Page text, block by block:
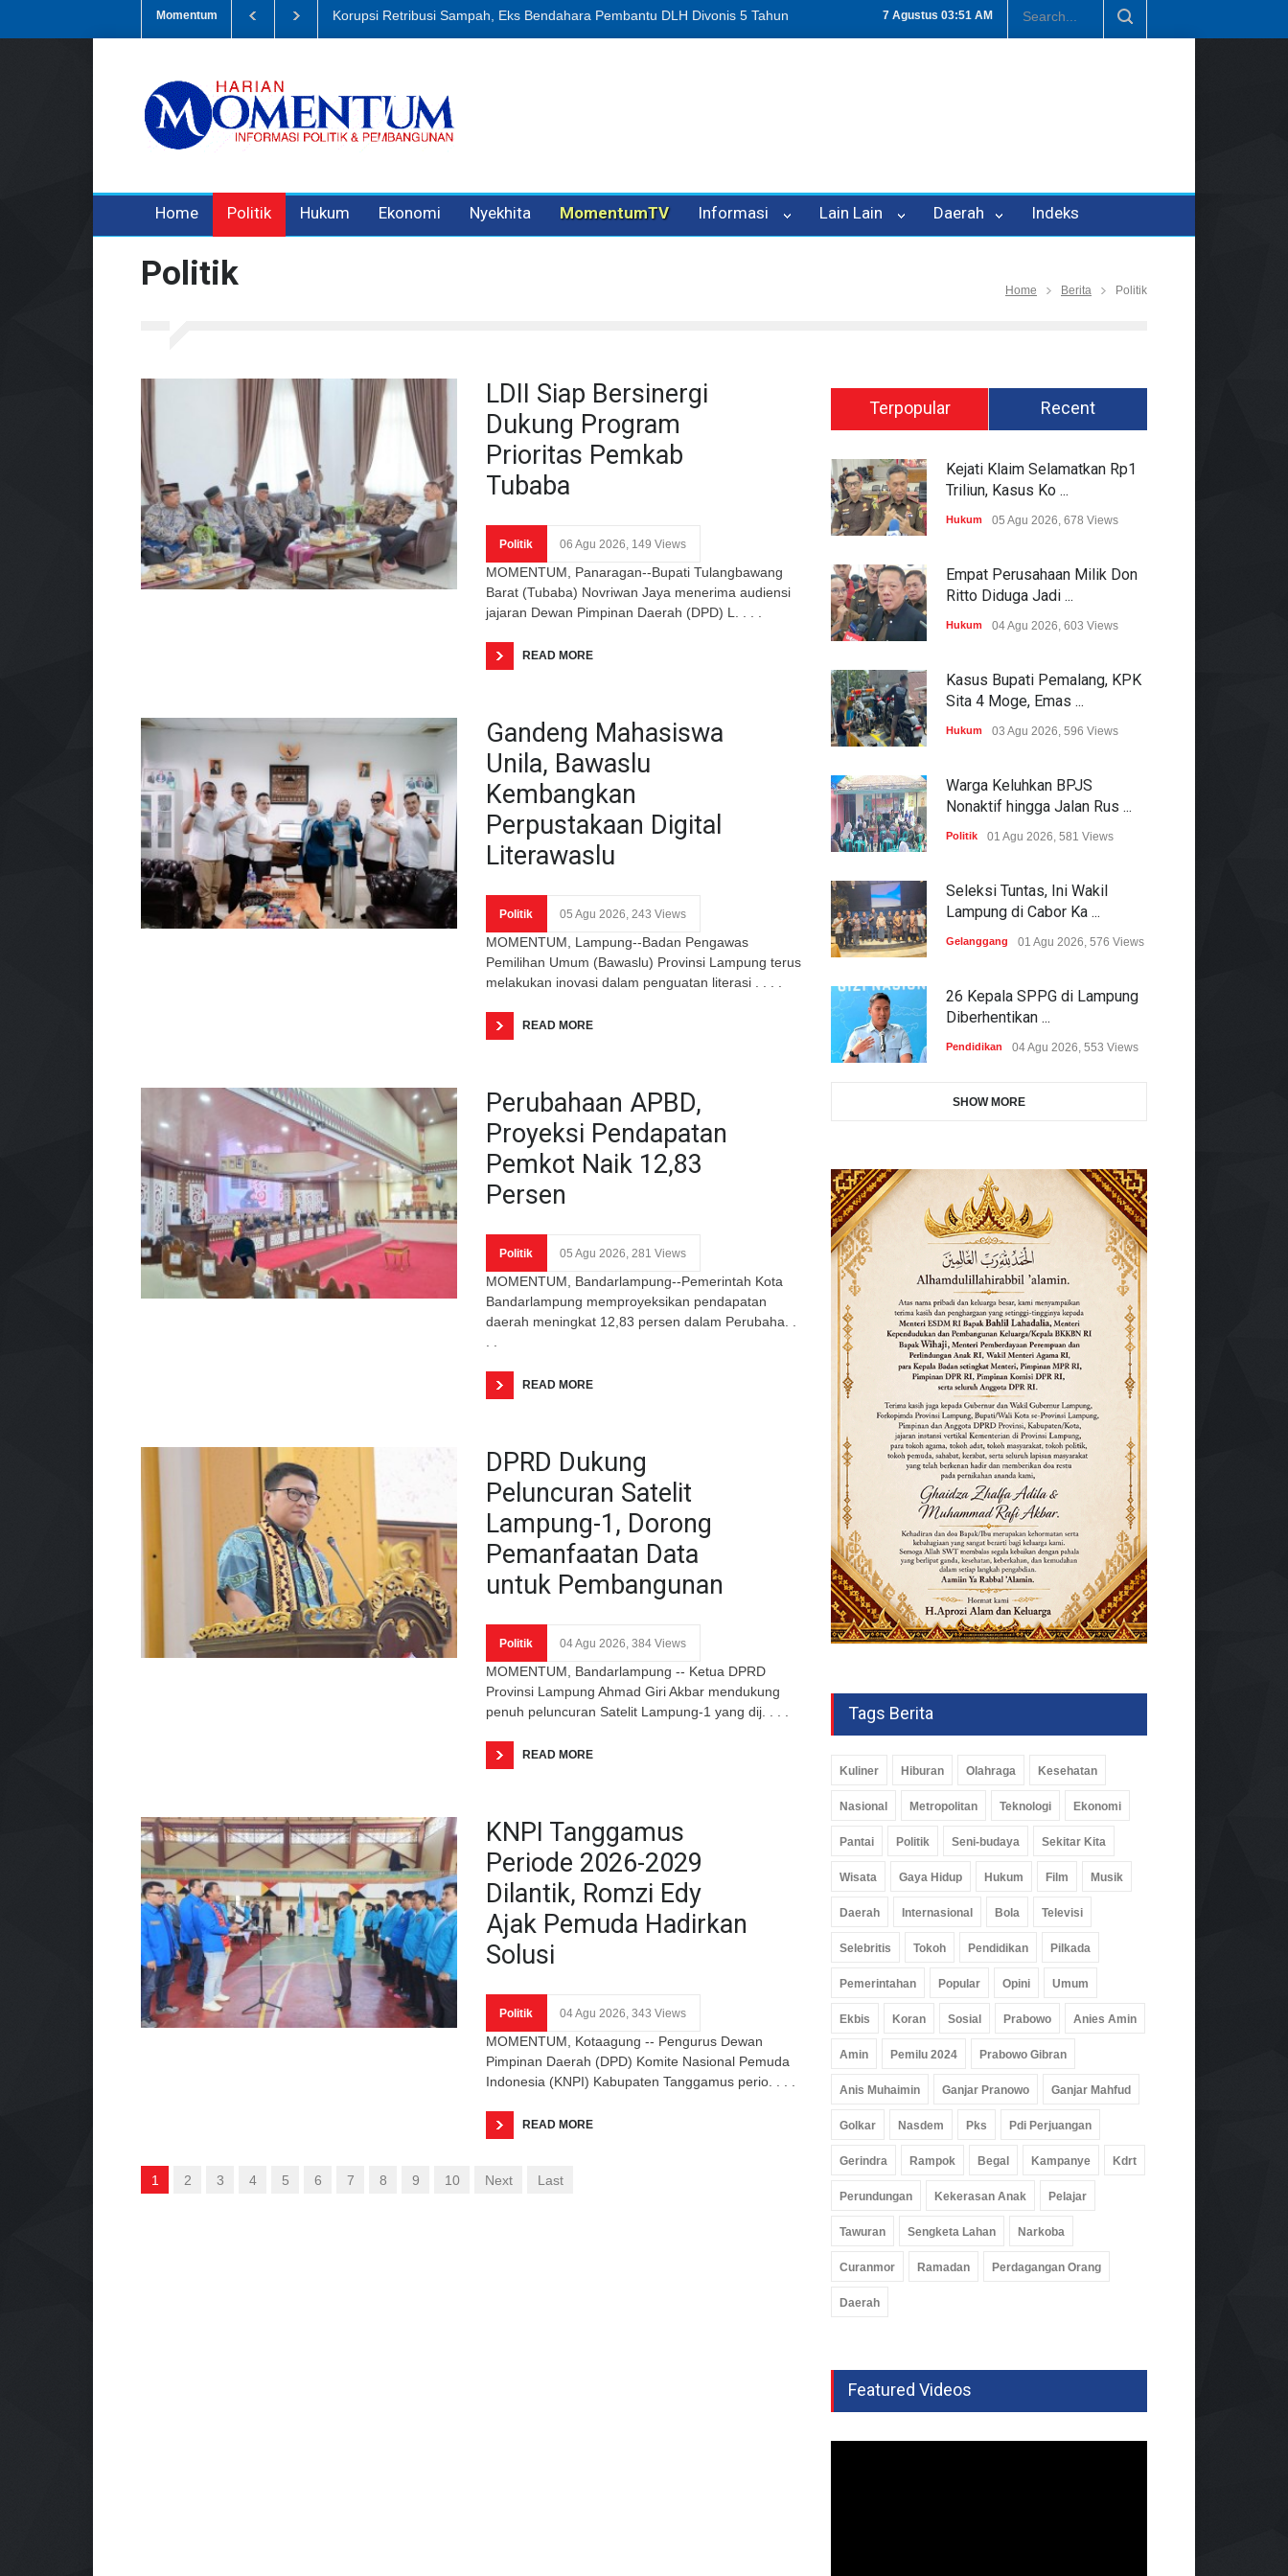
7 Agustus 03:51 AM
Momentum Korupsi Retribusi Sampah, Eks Bendahara Pembantu DLH Divonis 5 Tahun Dugaan Penipuan Oleh Oknum Kadis, Kuasa Hukum Pelapor Desak Polisi Tetapkan
Home Politik Hukum Ekonomi Nyekhita MomentumTV Informasi Lain Lain Daerah Indeks
Politik Home Berita Politik
LDII Siap Bersinergi
Dukung Program
Prioritas Pemkab
Tubaba
Politik 06 Agu 2026, 149 Views
MOMENTUM, Panaragan--Bupati Tulangbawang
Barat (Tubaba) Novriwan Jaya menerima audiensi
jajaran Dewan Pimpinan Daerah (DPD) L. . . .
READ MORE
Gandeng Mahasiswa
Unila, Bawaslu
Kembangkan
Perpustakaan Digital
Literawaslu
Politik 05 Agu 2026, 243 Views
MOMENTUM, Lampung--Badan Pengawas
Pemilihan Umum (Bawaslu) Provinsi Lampung terus
melakukan inovasi dalam penguatan literasi . . . .
READ MORE
Perubahaan APBD,
Proyeksi Pendapatan
Pemkot Naik 12,83
Persen
Politik 05 Agu 2026, 281 Views
MOMENTUM, Bandarlampung--Pemerintah Kota
Bandarlampung memproyeksikan pendapatan
daerah meningkat 12,83 persen dalam Perubaha. .
READ MORE
DPRD Dukung
Peluncuran Satelit
Lampung-1, Dorong
Pemanfaatan Data
untuk Pembangunan
Politik 04 Agu 2026, 384 Views
MOMENTUM, Bandarlampung -- Ketua DPRD
Provinsi Lampung Ahmad Giri Akbar mendukung
penuh peluncuran Satelit Lampung-1 yang dij. . . .
READ MORE
KNPI Tanggamus
Periode 2026-2029
Dilantik, Romzi Edy
Ajak Pemuda Hadirkan
Solusi
Politik 04 Agu 2026, 343 Views
MOMENTUM, Kotaagung -- Pengurus Dewan
Pimpinan Daerah (DPD) Komite Nasional Pemuda
Indonesia (KNPI) Kabupaten Tanggamus perio. . . .
READ MORE
1 2 3 4 5 6 7 8 9 10 Next Last
Terpopular Recent
Kejati Klaim Selamatkan Rp1
Triliun, Kasus Ko ...
Hukum 05 Agu 2026, 678 Views
Empat Perusahaan Milik Don
Ritto Diduga Jadi ...
Hukum 04 Agu 2026, 603 Views
Kasus Bupati Pemalang, KPK
Sita 4 Moge, Emas ...
Hukum 03 Agu 2026, 596 Views
Warga Keluhkan BPJS
Nonaktif hingga Jalan Rus ...
Politik 01 Agu 2026, 581 Views
Seleksi Tuntas, Ini Wakil
Lampung di Cabor Ka ...
Gelanggang 01 Agu 2026, 576 Views
26 Kepala SPPG di Lampung
Diberhentikan ...
Pendidikan 04 Agu 2026, 553 Views
SHOW MORE
Tags Berita
Kuliner Hiburan Olahraga Kesehatan
Nasional Metropolitan Teknologi Ekonomi
Pantai Politik Seni-budaya Sekitar Kita
Wisata Gaya Hidup Hukum Film Musik
Daerah Internasional Bola Televisi
Selebritis Tokoh Pendidikan Pilkada
Pemerintahan Popular Opini Umum
Ekbis Koran Sosial Prabowo Anies Amin
Amin Pemilu 2024 Prabowo Gibran
Anis Muhaimin Ganjar Pranowo Ganjar Mahfud
Golkar Nasdem Pks Pdi Perjuangan
Gerindra Rampok Begal Kampanye Kdrt
Perundungan Kekerasan Anak Pelajar
Tawuran Sengketa Lahan Narkoba
Curanmor Ramadan Perdagangan Orang
Daerah
Featured Videos